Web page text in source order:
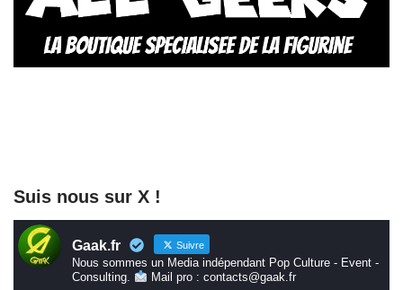
Suis nous sur X !
Gaak.fr Suivre
Nous sommes un Media indépendant Pop Culture - Event -
Consulting.
Mail pro : contacts@gaak.fr